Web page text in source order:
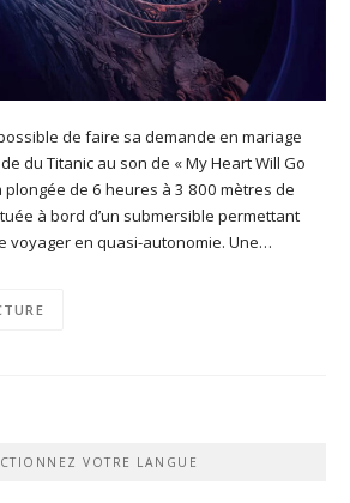
de faire sa demande en mariage
du Titanic au son de « My Heart Will Go
plongée de 6 heures à 3 800 mètres de
à bord d’un submersible permettant
voyager en quasi-autonomie. Une…
VOTRE LANGUE